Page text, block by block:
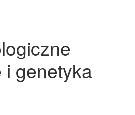
i genetyka